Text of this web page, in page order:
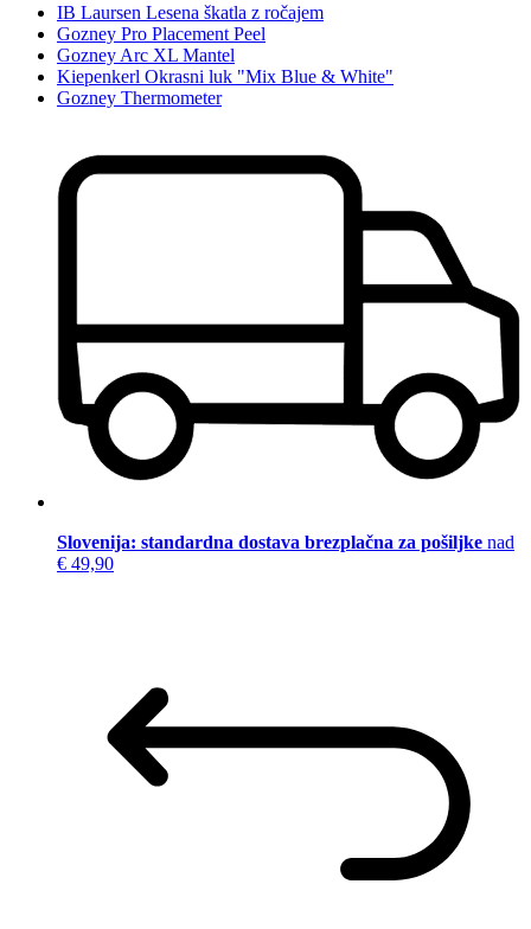
IB Laursen Lesena škatla z ročajem
Gozney Pro Placement Peel
Gozney Arc XL Mantel
Kiepenkerl Okrasni luk "Mix Blue & White"
Gozney Thermometer
Slovenija: standardna dostava brezplačna za pošiljke nad
€ 49,90